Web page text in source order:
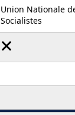
Union Nationale
Socialistes